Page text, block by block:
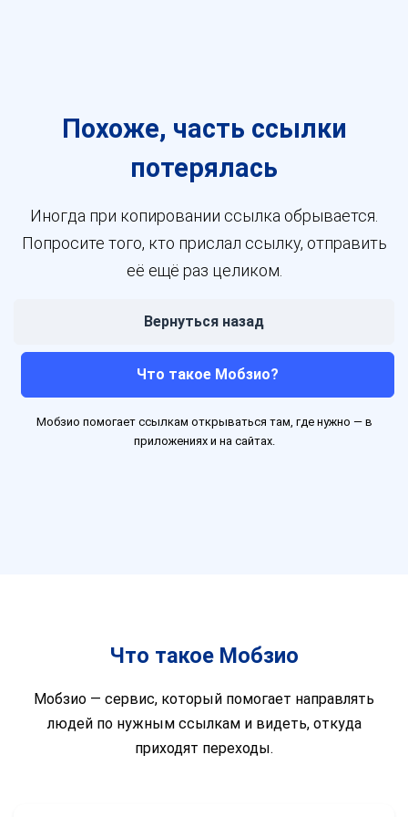
Похоже, часть ссылки
потерялась
Иногда при копировании ссылка обрывается.
Попросите того, кто прислал ссылку, отправить
её ещё раз целиком.
Вернуться назад
Что такое Мобзио?
Мобзио помогает ссылкам открываться там, где нужно — в
приложениях и на сайтах.
Что такое Мобзио
Мобзио — сервис, который помогает направлять
людей по нужным ссылкам и видеть, откуда
приходят переходы.